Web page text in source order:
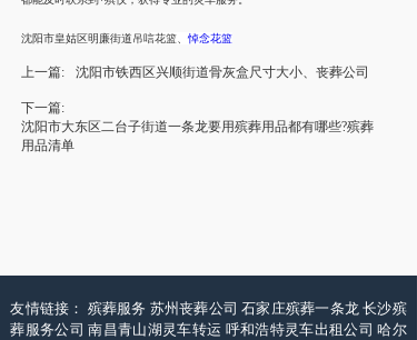
沈阳市皇姑区明廉街道吊唁花篮、 悼念花篮
上一篇: 沈阳市铁西区兴顺街道骨灰盒尺寸大小、丧葬公司
下一篇:
沈阳市大东区二台子街道一条龙要用殡葬用品都有哪些?殡葬
用品清单
友情链接： 殡葬服务 苏州丧葬公司石家庄殡葬一条龙长沙殡
葬服务公司南昌青山湖灵车转运 呼和浩特灵车出租公司哈尔